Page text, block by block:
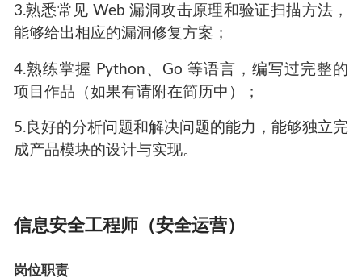
3.熟悉常见 Web 漏洞攻击原理和验证扫描方法，
能够给出相应的漏洞修复方案；
4.熟练掌握 Python、Go 等语言，编写过完整的
项目作品（如果有请附在简历中）；
5.良好的分析问题和解决问题的能力，能够独立完
成产品模块的设计与实现。
信息安全工程师（安全运营）
岗位职责